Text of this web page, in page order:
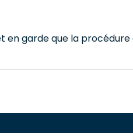
en garde que la